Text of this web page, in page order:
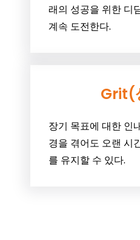
래의 성공을 위한 디
계속 도전한다.
Grit(
장기 목표에 대한 인
경을 겪어도 오랜 시
를 유지할 수 있다.